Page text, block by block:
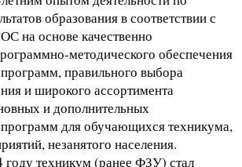
образования в соответствии с
на основе качественно
методического обеспечения
правильного выбора
и широкого ассортимента
и дополнительных
для обучающихся техникума,
незанятого населения.
техникум (ранее ФЗУ) стал